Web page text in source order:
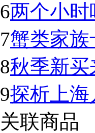
6两个小
7蟹类家
8秋季新买
9探析上
关联商品